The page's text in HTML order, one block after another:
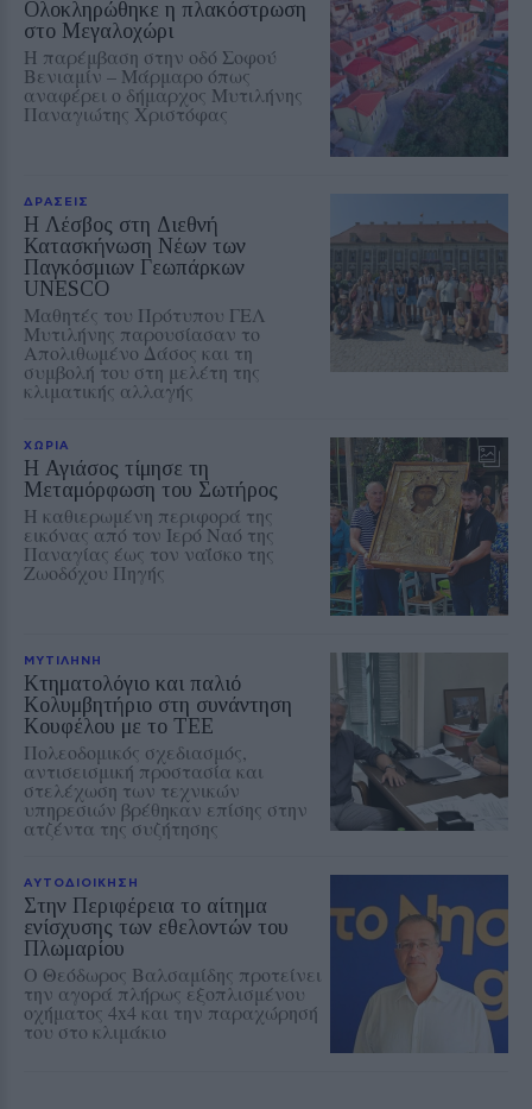
Ολοκληρώθηκε η πλακόστρωση
στο Μεγαλοχώρι
Η παρέμβαση στην οδό Σοφού
Βενιαμίν – Μάρμαρο όπως
αναφέρει ο δήμαρχος Μυτιλήνης
Παναγιώτης Χριστόφας
ΔΡΑΣΕΙΣ
Η Λέσβος στη Διεθνή
Κατασκήνωση Νέων των
Παγκόσμιων Γεωπάρκων
UNESCO
Μαθητές του Πρότυπου ΓΕΛ
Μυτιλήνης παρουσίασαν το
Απολιθωμένο Δάσος και τη
συμβολή του στη μελέτη της
κλιματικής αλλαγής
ΧΩΡΙΑ
Η Αγιάσος τίμησε τη
Μεταμόρφωση του Σωτήρος
Η καθιερωμένη περιφορά της
εικόνας από τον Ιερό Ναό της
Παναγίας έως τον ναΐσκο της
Ζωοδόχου Πηγής
ΜΥΤΙΛΗΝΗ
Κτηματολόγιο και παλιό
Κολυμβητήριο στη συνάντηση
Κουφέλου με το ΤΕΕ
Πολεοδομικός σχεδιασμός,
αντισεισμική προστασία και
στελέχωση των τεχνικών
υπηρεσιών βρέθηκαν επίσης στην
ατζέντα της συζήτησης
ΑΥΤΟΔΙΟΙΚΗΣΗ
Στην Περιφέρεια το αίτημα
ενίσχυσης των εθελοντών του
Πλωμαρίου
Ο Θεόδωρος Βαλσαμίδης προτείνει
την αγορά πλήρως εξοπλισμένου
οχήματος 4x4 και την παραχώρησή
του στο κλιμάκιο